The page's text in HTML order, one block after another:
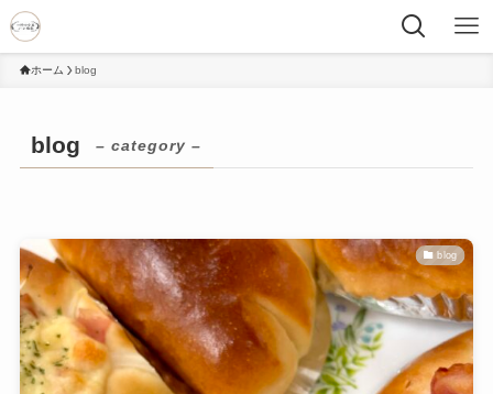
ホーム blog
blog – category –
blog